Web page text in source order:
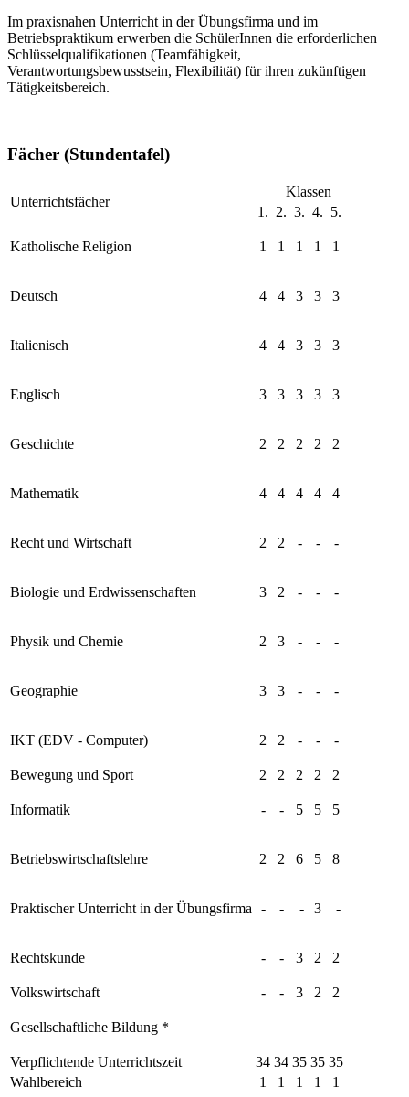
Im praxisnahen Unterricht in der Übungsfirma und im
Betriebspraktikum erwerben die SchülerInnen die erforderlichen
Schlüsselqualifikationen (Teamfähigkeit,
Verantwortungsbewusstsein, Flexibilität) für ihren zukünftigen
Tätigkeitsbereich.
Fächer (Stundentafel)
Unterrichtsfächer
Klassen
1. 2. 3. 4. 5.
Katholische Religion 1 1 1 1 1
Deutsch 4 4 3 3 3
Italienisch 4 4 3 3 3
Englisch 3 3 3 3 3
Geschichte 2 2 2 2 2
Mathematik 4 4 4 4 4
Recht und Wirtschaft 2 2 - - -
Biologie und Erdwissenschaften 3 2 - - -
Physik und Chemie 2 3 - - -
Geographie 3 3 - - -
IKT (EDV - Computer) 2 2 - - -
Bewegung und Sport 2 2 2 2 2
Informatik - - 5 5 5
Betriebswirtschaftslehre 2 2 6 5 8
Praktischer Unterricht in der Übungsfirma - - - 3 -
Rechtskunde - - 3 2 2
Volkswirtschaft - - 3 2 2
Gesellschaftliche Bildung *
Verpflichtende Unterrichtszeit 34 34 35 35 35
Wahlbereich
1 1 1 1 1